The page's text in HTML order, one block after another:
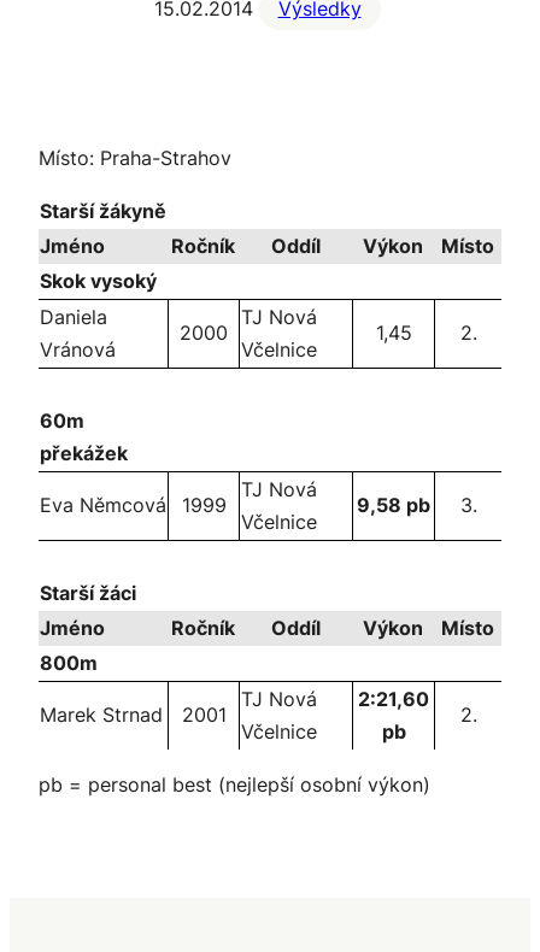
15.02.2014 Výsledky
Místo: Praha-Strahov
Starší žákyně
Jméno
Ročník Oddíl Výkon
Místo
Skok vysoký
Daniela
Vránová
2000
TJ Nová
Včelnice
1,45 2.
60m
překážek
Eva Němcová 1999
TJ Nová
Včelnice
9,58 pb 3.
Starší žáci
Jméno
Ročník Oddíl Výkon
Místo
800m
Marek Strnad 2001
TJ Nová
Včelnice
2:21,60
pb
2.
pb = personal best (nejlepší osobní výkon)